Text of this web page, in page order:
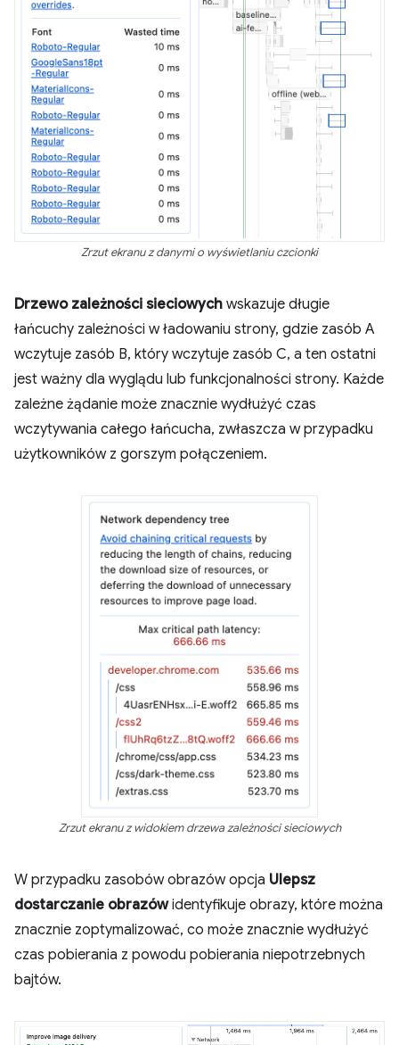
Zrzut ekranu z danymi o wyświetlaniu czcionki
Drzewo zależności sieciowych wskazuje długie
łańcuchy zależności w ładowaniu strony, gdzie zasób A
wczytuje zasób B, który wczytuje zasób C, a ten ostatni
jest ważny dla wyglądu lub funkcjonalności strony. Każde
zależne żądanie może znacznie wydłużyć czas
wczytywania całego łańcucha, zwłaszcza w przypadku
użytkowników z gorszym połączeniem.
Zrzut ekranu z widokiem drzewa zależności sieciowych
W przypadku zasobów obrazów opcja Ulepsz
dostarczanie obrazówidentyfikuje obrazy, które można
znacznie zoptymalizować, co może znacznie wydłużyć
czas pobierania z powodu pobierania niepotrzebnych
bajtów.